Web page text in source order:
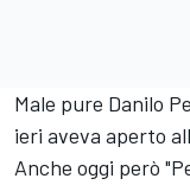
Male pure Danilo
ieri aveva aperto
Anche oggi però